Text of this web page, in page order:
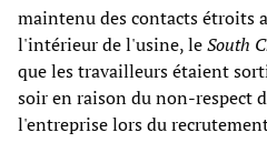
maintenu des contacts étroits
l'intérieur de l'usine, leSouth
que les travailleurs étaient
soir en raison du non-respect
l'entreprise lors du